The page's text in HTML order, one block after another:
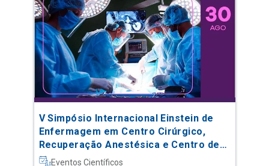
V Simpósio Internacional Einstein de
Enfermagem em Centro Cirúrgico,
Recuperação Anestésica e Centro de
Material e Esterilização
Eventos Científicos